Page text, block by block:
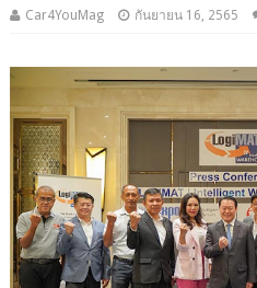
Car4YouMag กันยายน 16, 2565